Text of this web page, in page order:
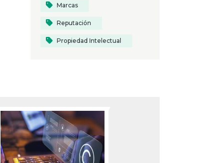
Marcas
Reputación
Propiedad Intelectual